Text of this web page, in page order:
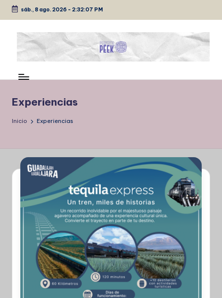
Saltar
contenido
sáb., 8 ago. 2026 - 2:32:08 PM
E
K
de
Experiencias
Inicio Experiencias